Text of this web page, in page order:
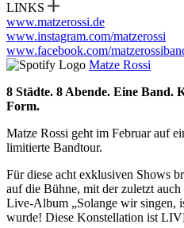
LINKS
www.matzerossi.de
www.instagram.com/matzerossi
www.facebook.com/
Matze Rossi
8 Städte. 8 Abende. Eine Band.
Form.
Matze Rossi geht im Februar auf
limitierte Bandtour.
Für diese acht exklusiven Shows
auf die Bühne, mit der zuletzt auch
Live-Album „Solange wir singen,
wurde! Diese Konstellation ist